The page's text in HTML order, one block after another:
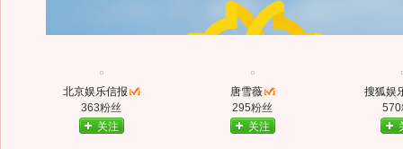
北京娱乐信报
363粉丝
关注
唐雪薇
295粉丝
关注
搜狐娱
570